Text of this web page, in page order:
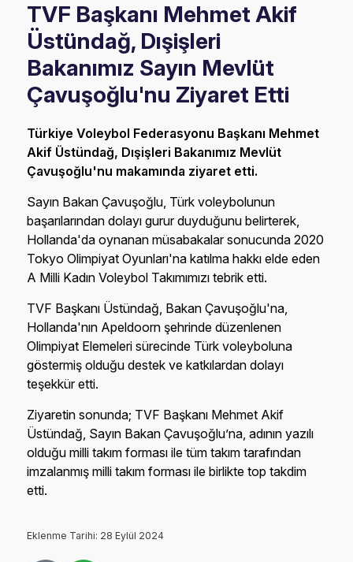
TVF Başkanı Mehmet Akif
Üstündağ, Dışişleri
Bakanımız Sayın Mevlüt
Çavuşoğlu'nu Ziyaret Etti
Türkiye Voleybol Federasyonu Başkanı Mehmet
Akif Üstündağ, Dışişleri Bakanımız Mevlüt
Çavuşoğlu'nu makamında ziyaret etti.
Sayın Bakan Çavuşoğlu, Türk voleybolunun
başarılarından dolayı gurur duyduğunu belirterek,
Hollanda'da oynanan müsabakalar sonucunda 2020
Tokyo Olimpiyat Oyunları'na katılma hakkı elde eden
A Milli Kadın Voleybol Takımımızı tebrik etti.
TVF Başkanı Üstündağ, Bakan Çavuşoğlu'na,
Hollanda'nın Apeldoorn şehrinde düzenlenen
Olimpiyat Elemeleri sürecinde Türk voleyboluna
göstermiş olduğu destek ve katkılardan dolayı
teşekkür etti.
Ziyaretin sonunda; TVF Başkanı Mehmet Akif
Üstündağ, Sayın Bakan Çavuşoğlu’na, adının yazılı
olduğu milli takım forması ile tüm takım tarafından
imzalanmış milli takım forması ile birlikte top takdim
etti.
Eklenme Tarihi: 28 Eylül 2024